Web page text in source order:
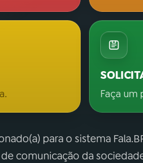
Faça um
para o sistema
comunicação da